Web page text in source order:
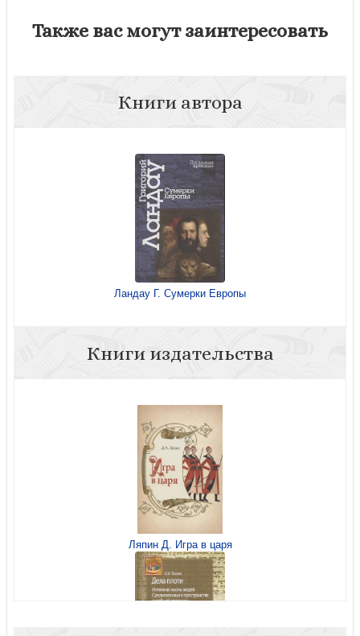
Также вас могут заинтересовать
Книги автора
Ландау Г. Сумерки Европы
Книги издательства
Ляпин Д. Игра в царя